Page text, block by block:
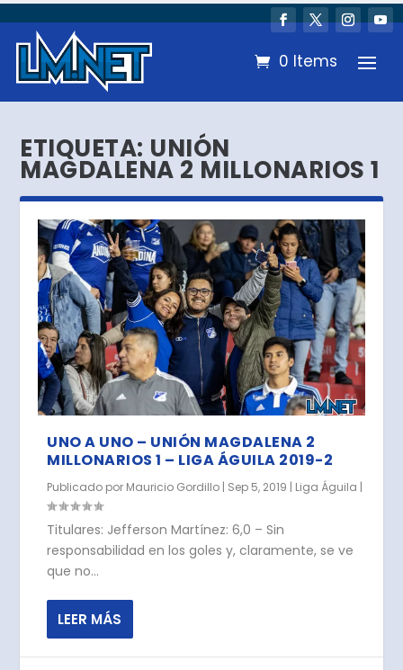
0 Items
ETIQUETA: UNIÓN
MAGDALENA 2 MILLONARIOS 1
UNO A UNO – UNIÓN MAGDALENA 2
MILLONARIOS 1 – LIGA ÁGUILA 2019-2
Publicado por Mauricio Gordillo | Sep 5, 2019 | Liga Águila |
Titulares: Jefferson Martínez: 6,0 – Sin
responsabilidad en los goles y, claramente, se ve
que no...
LEER MÁS